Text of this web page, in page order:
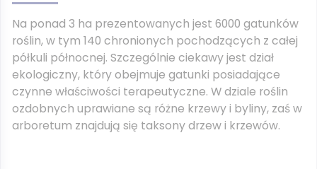
Na ponad 3 ha prezentowanych jest 6000 gatunków
roślin, w tym 140 chronionych pochodzących z całej
półkuli północnej. Szczególnie ciekawy jest dział
ekologiczny, który obejmuje gatunki posiadające
czynne właściwości terapeutyczne. W dziale roślin
ozdobnych uprawiane są różne krzewy i byliny, zaś w
arboretum znajdują się taksony drzew i krzewów.